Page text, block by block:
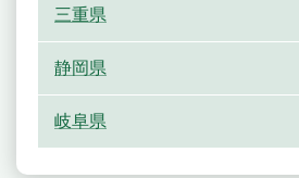
三重県
静岡県
岐阜県